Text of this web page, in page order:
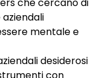
che cercano di
mentale e
desiderosi